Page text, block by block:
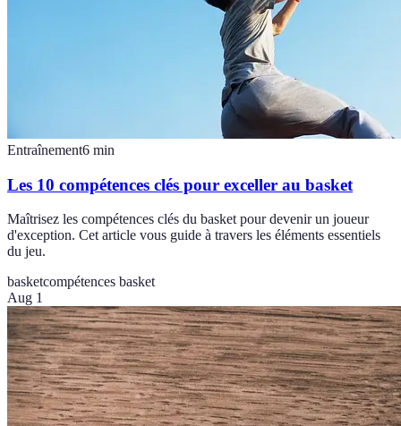
Entraînement6 min
Les 10 compétences clés pour exceller au basket
Maîtrisez les compétences clés du basket pour devenir un joueur
d'exception. Cet article vous guide à travers les éléments essentiels
du jeu.
basketcompétences basket
Aug 1